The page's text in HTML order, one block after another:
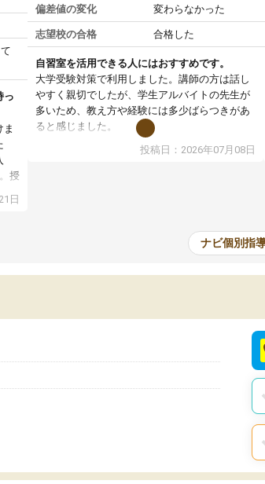
っ
授
に
日
偏差値の変化 変わらなかった
志望校の合格 合格した
自習室を活用できる人にはおすすめです。
大学受験対策で利用しました。講師の方は話し
やすく親切でしたが、学生アルバイトの先生が
多いため、教え方や経験には多少ばらつきがあ
ると感じました。
授業はホワイトボードを使って説明してくれる
教室全体としては小学生や中学生の利用者が多
投稿日：2026年07月08日
ナビ個別指